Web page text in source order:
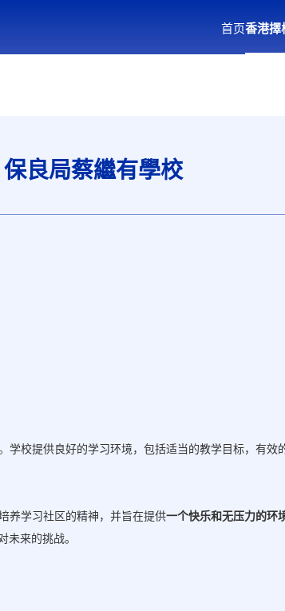
首页香港擇
保良局蔡繼有學校
学校提供良好的学习环境，包括适当的教学目标，有效
养学习社区的精神，并旨在提供一个快乐和无压力的环
未来的挑战。